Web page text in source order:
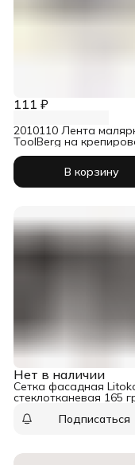
111 ₽
2010110 Лента
ToolBerg на
В корзину
Нет в наличии
Сетка фасадная
стеклотканевая 165
Подписаться